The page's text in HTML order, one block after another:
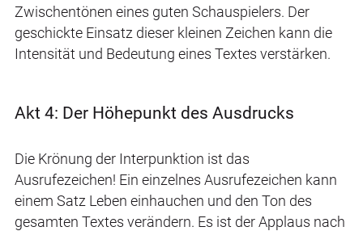
Zwischentönen eines guten Schauspielers. Der
geschickte Einsatz dieser kleinen Zeichen kann die
Intensität und Bedeutung eines Textes verstärken.
Akt 4: Der Höhepunkt des Ausdrucks
Die Krönung der Interpunktion ist das
Ausrufezeichen! Ein einzelnes Ausrufezeichen kann
einem Satz Leben einhauchen und den Ton des
gesamten Textes verändern. Es ist der Applaus nach